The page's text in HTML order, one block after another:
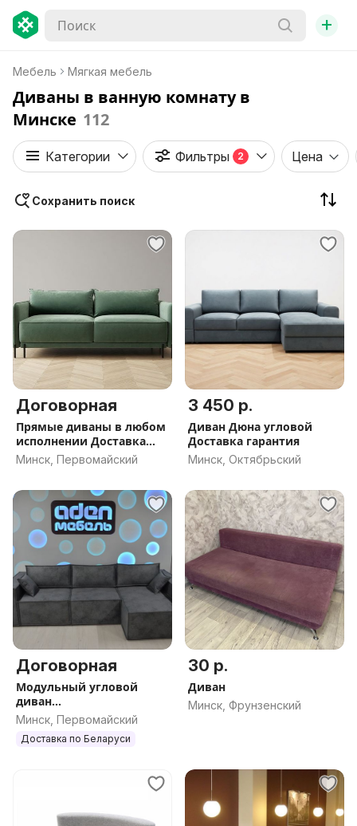
+
Мебель Мягкая мебель
Диваны в ванную комнату в
Минске 112
Категории Фильтры 2 Цена
Сохранить поиск
Договорная
Прямые диваны в любом
исполнении Доставка
Гарантия Рассрочка
Минск, Первомайский
3 450 р.
Диван Дюна угловой
Доставка гарантия
Минск, Октябрьский
Договорная
Модульный угловой
диван
Лофт(Гарантия,доставка)
Минск, Первомайский
Доставка по Беларуси
30 р.
Диван
Минск, Фрунзенский